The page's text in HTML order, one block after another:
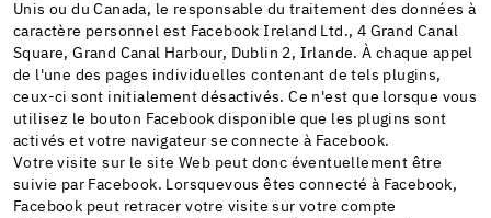
Unis ou du Canada, le responsable du traitement des données à
caractère personnel est Facebook Ireland Ltd., 4 Grand Canal
Square, Grand Canal Harbour, Dublin 2, Irlande. À chaque appel
de l'une des pages individuelles contenant de tels plugins,
ceux-ci sont initialement désactivés. Ce n'est que lorsque vous
utilisez le bouton Facebook disponible que les plugins sont
activés et votre navigateur se connecte à Facebook.
Votre visite sur le site Web peut donc éventuellement être
suivie par Facebook. Lorsquevous êtes connecté à Facebook,
Facebook peut retracer votre visite sur votre compte